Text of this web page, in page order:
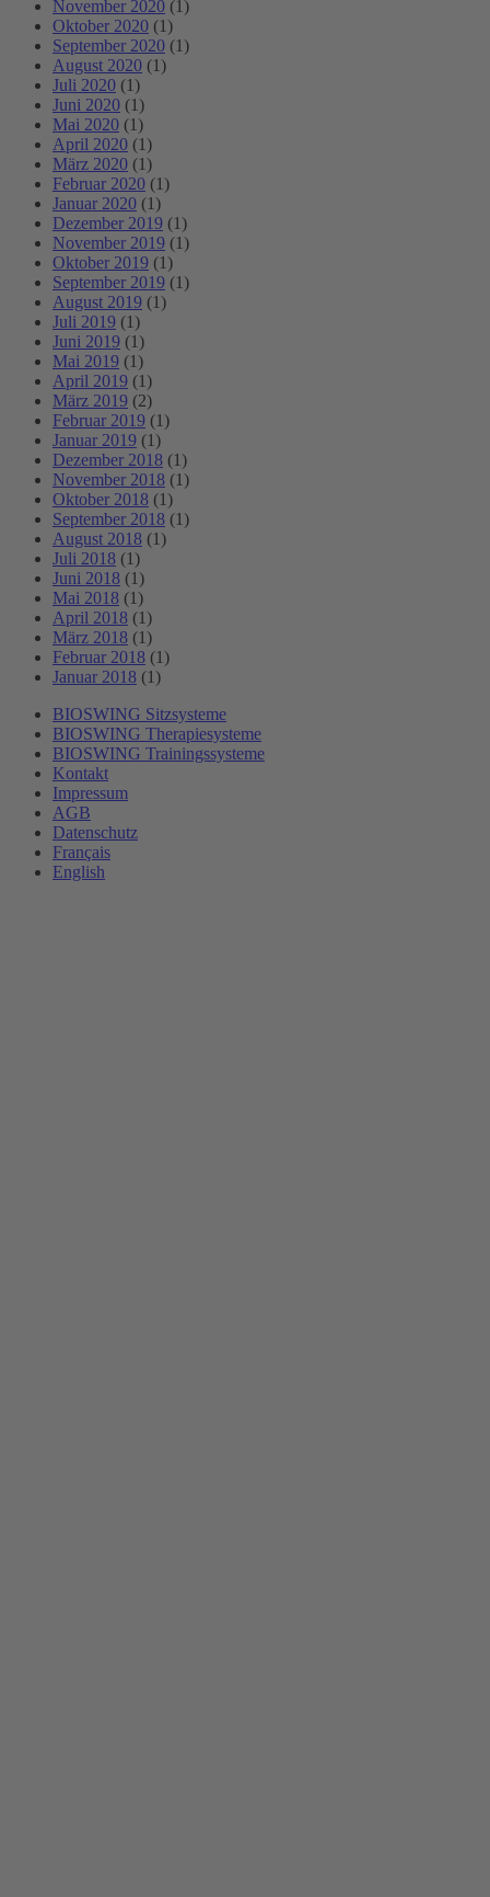
November 2020 (1)
Oktober 2020 (1)
September 2020 (1)
August 2020 (1)
Juli 2020 (1)
Juni 2020 (1)
Mai 2020 (1)
April 2020 (1)
März 2020 (1)
Februar 2020 (1)
Januar 2020 (1)
Dezember 2019 (1)
November 2019 (1)
Oktober 2019 (1)
September 2019 (1)
August 2019 (1)
Juli 2019 (1)
Juni 2019 (1)
Mai 2019 (1)
April 2019 (1)
März 2019 (2)
Februar 2019 (1)
Januar 2019 (1)
Dezember 2018 (1)
November 2018 (1)
Oktober 2018 (1)
September 2018 (1)
August 2018 (1)
Juli 2018 (1)
Juni 2018 (1)
Mai 2018 (1)
April 2018 (1)
März 2018 (1)
Februar 2018 (1)
Januar 2018 (1)
BIOSWING Sitzsysteme
BIOSWING Therapiesysteme
BIOSWING Trainingssysteme
Kontakt
Impressum
AGB
Datenschutz
Français
English